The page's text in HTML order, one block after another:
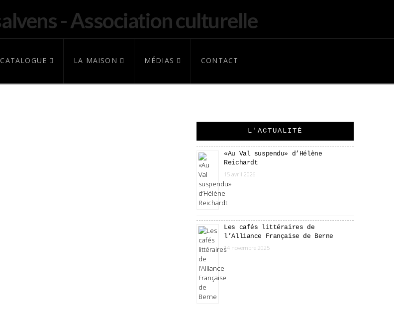
CATALOGUE LA MAISON MÉDIAS CONTACT
L'ACTUALITÉ
«Au Val suspendu» d’Hélène
Reichardt
15 avril 2026
Les cafés littéraires de
l’Alliance Française de Berne
14 novembre 2025